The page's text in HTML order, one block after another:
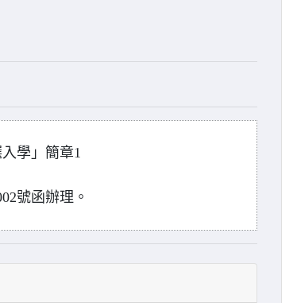
學」簡章1
號函辦理。